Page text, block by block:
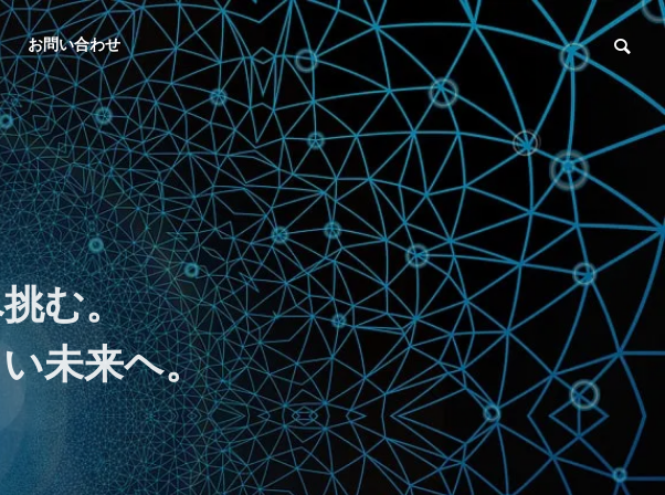
お問い合わせ
E-commerce & We
b site creation
Web制作事業
IT Support Desk
ITサポート総合窓口
ー
ードする技術: IoT
の世界
プログラミング
プログラミング言語の比較と
トレンド
む。
未来ヘ。